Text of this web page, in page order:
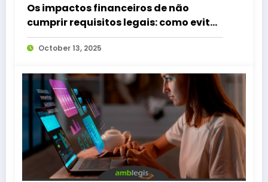
Os impactos financeiros de não
cumprir requisitos legais: como evitá-
los?
October 13, 2025